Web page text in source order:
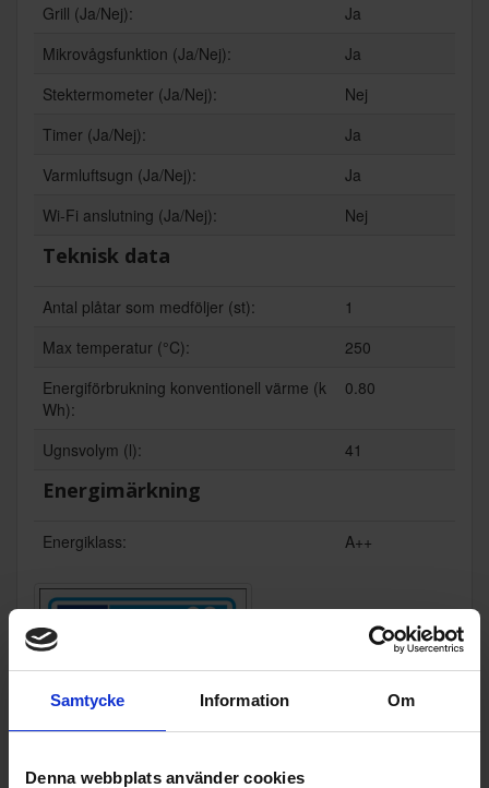
Samtycke Information Om
Denna webbplats använder cookies
Grill (Ja/Nej):
Ja
Mikrovågsfunktion (Ja/Nej):
Ja
Stektermometer (Ja/Nej):
Nej
Timer (Ja/Nej):
Ja
Varmluftsugn (Ja/Nej):
Ja
Wi-Fi anslutning (Ja/Nej):
Nej
Teknisk data
Antal plåtar som medföljer (st):
1
Max temperatur (°C):
250
Energiförbrukning konventionell värme (k
Wh):
0.80
Ugnsvolym (l): 41
Energimärkning
Energiklass: A++